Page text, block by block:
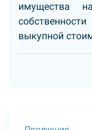
имущества
выкупной